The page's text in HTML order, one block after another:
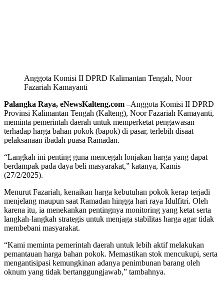
Anggota Komisi II DPRD Kalimantan Tengah, Noor
Fazariah Kamayanti
Palangka Raya, eNewsKalteng.com –Anggota Komisi II DPRD
Provinsi Kalimantan Tengah (Kalteng), Noor Fazariah Kamayanti,
meminta pemerintah daerah untuk memperketat pengawasan
terhadap harga bahan pokok (bapok) di pasar, terlebih disaat
pelaksanaan ibadah puasa Ramadan.
“Langkah ini penting guna mencegah lonjakan harga yang dapat
berdampak pada daya beli masyarakat,” katanya, Kamis
(27/2/2025).
Menurut Fazariah, kenaikan harga kebutuhan pokok kerap terjadi
menjelang maupun saat Ramadan hingga hari raya Idulfitri. Oleh
karena itu, ia menekankan pentingnya monitoring yang ketat serta
langkah-langkah strategis untuk menjaga stabilitas harga agar tidak
membebani masyarakat.
“Kami meminta pemerintah daerah untuk lebih aktif melakukan
pemantauan harga bahan pokok. Memastikan stok mencukupi, serta
mengantisipasi kemungkinan adanya penimbunan barang oleh
oknum yang tidak bertanggungjawab,” tambahnya.